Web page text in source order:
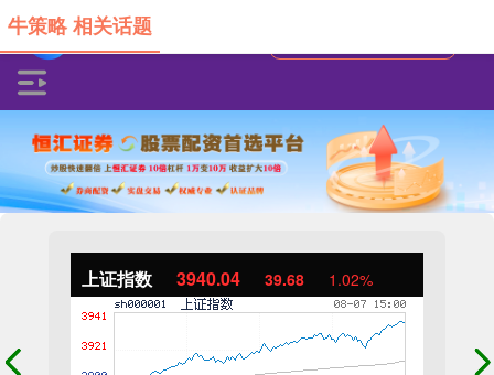
上证指数 3940.04 39.68 1.02%
牛策略 相关话题